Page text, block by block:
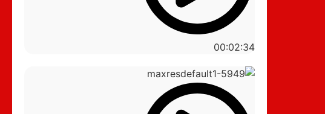
00:02:34